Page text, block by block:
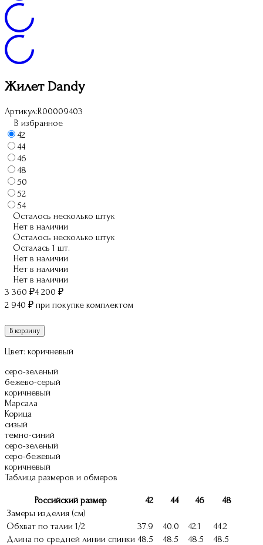
Жилет Dandy
Артикул:R00009403
В избранное
42
44
46
48
50
52
54
Осталось несколько штук
Нет в наличии
Осталось несколько штук
Осталась 1 шт.
Нет в наличии
Нет в наличии
Нет в наличии
3 360 ₽4 200 ₽
2 940 ₽ при покупке комплектом
В корзину
Цвет: коричневый
серо-зеленый
бежево-серый
коричневый
Марсала
Корица
сизый
темно-синий
серо-зеленый
серо-бежевый
коричневый
Таблица размеров и обмеров
Российский размер 42 44 46
48
Замеры изделия (см)
Обхват по талии 1/2
37.9 40.0 42.1
44.2
Длина по средней линии спинки 48.5 48.5 48.5
48.5